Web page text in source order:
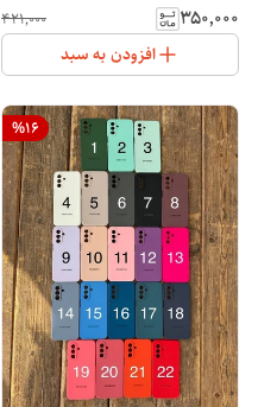
Galaxy S24 Ultra
۳۵۰٬۰۰۰ ۴۲۱٬۰۰۰
افزودن به سبد
%16